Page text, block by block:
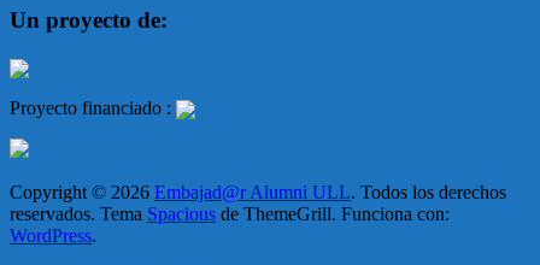
Un proyecto de:
Proyecto financiado :
Copyright © 2026 Embajad@r Alumni ULL. Todos los derechos
reservados. Tema Spacious de ThemeGrill. Funciona con:
WordPress.